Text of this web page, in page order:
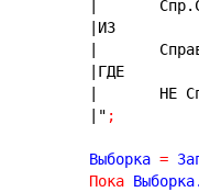
|ИЗ
|ГДЕ
|	НЕ
|" ;
	Выборка
=
Пока